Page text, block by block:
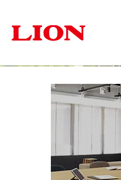
商品情報
オフィス家具
ソリュ
サステ
トップメッ
企業情
トップメッ
採用情報
投資家
IRに関する